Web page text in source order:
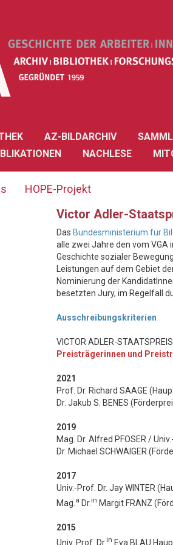
AZ-BILDARCHIV
NACHLESE
HOPE-Projekt
Victor Adler-
Das Bundesministerium für
alle zwei Jahre den vom
Geschichte sozialer
Leistungen auf dem Gebiet
Nominierung der
besetzten Jury, im Regelfall
Ausschreibungskriterien
VICTOR ADLER-STAATSPREIS
Preisträgerinnen und
2021
Prof. Dr. Richard SAAGE
Dr. Jakub S. BENES
2019
Mag. Dr. Alfred PFOSER /
Dr. Michael SCHWAIGER
2017
Univ.-Prof. Dr. Jay WINTER
Mag. a Dr. in Margit FRANZ
2015
Univ. Prof. Dr. in Eva BLAU